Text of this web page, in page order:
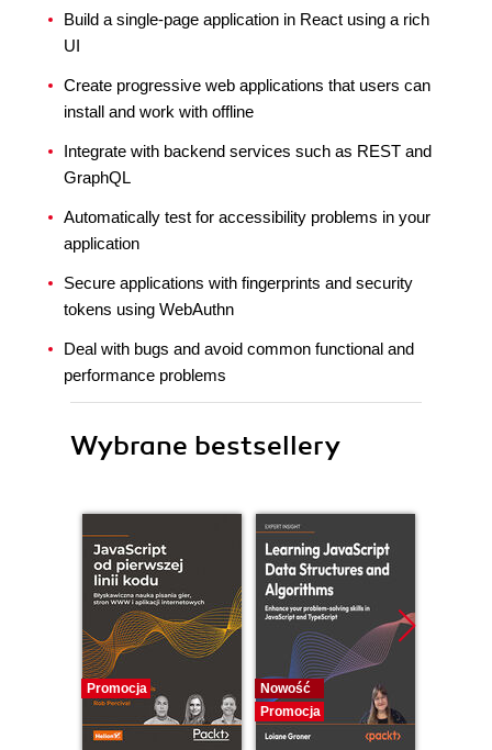
Build a single-page application in React using a rich
UI
Create progressive web applications that users can
install and work with offline
Integrate with backend services such as REST and
GraphQL
Automatically test for accessibility problems in your
application
Secure applications with fingerprints and security
tokens using WebAuthn
Deal with bugs and avoid common functional and
performance problems
Wybrane bestsellery
Promocja
Nowość
Promocja